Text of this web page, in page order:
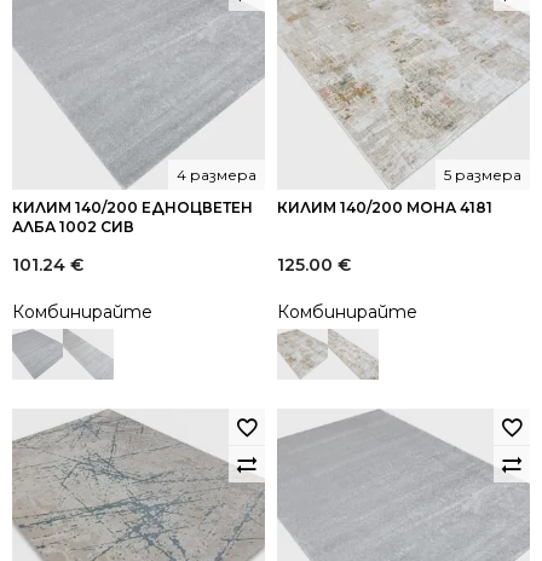
КИЛИМ 140/200 ЕДНОЦВЕТЕН
АЛБА 1002 СИВ
4 размера
101.24 €
Комбинирайте
КИЛИМ 140/200 МОНА 4181
5 размера
125.00 €
Комбинирайте